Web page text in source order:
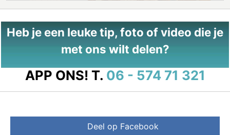
Heb je een leuke tip, foto of video die je
met ons wilt delen?
APP ONS! T. 06 - 574 71 321
Deel op Facebook